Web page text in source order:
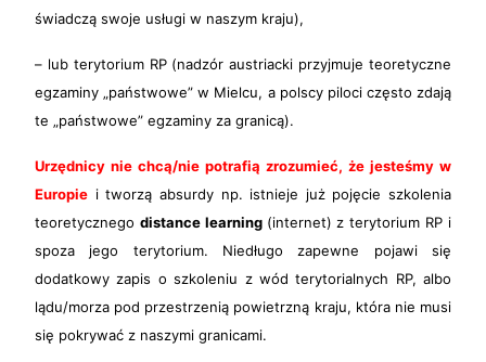
świadczą swoje usługi w naszym kraju),
– lub terytorium RP (nadzór austriacki przyjmuje teoretyczne
egzaminy „państwowe” w Mielcu, a polscy piloci często zdają
te „państwowe” egzaminy za granicą).
Urzędnicy nie chcą/nie potrafią zrozumieć, że jesteśmy w
Europie i tworzą absurdy np. istnieje już pojęcie szkolenia
teoretycznego distance learning (internet) z terytorium RP i
spoza jego terytorium. Niedługo zapewne pojawi się
dodatkowy zapis o szkoleniu z wód terytorialnych RP, albo
lądu/morza pod przestrzenią powietrzną kraju, która nie musi
się pokrywać z naszymi granicami.